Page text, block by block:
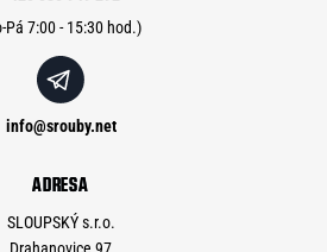
info@srouby.net
ADRESA
SLOUPSKÝ s.r.o.